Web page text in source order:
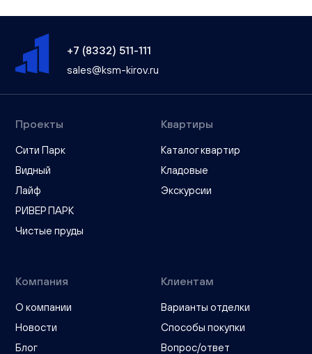
+7 (8332) 511-111
sales@ksm-kirov.ru
Проекты
Сити Парк
Видный
Лайф
РИВЕР ПАРК
Чистые пруды
Квартиры
Каталог квартир
Кладовые
Экскурсии
Компания
О компании
Новости
Блог
Клиентам
Варианты отделки
Способы покупки
Вопрос/ответ